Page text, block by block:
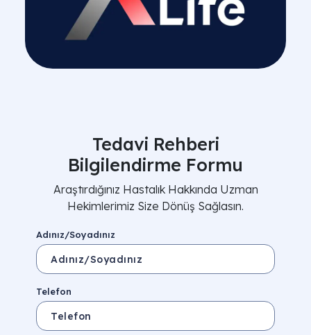
Tedavi Rehberi
Bilgilendirme Formu
Araştırdığınız Hastalık Hakkında Uzman
Hekimlerimiz Size Dönüş Sağlasın.
Adınız/Soyadınız
Telefon